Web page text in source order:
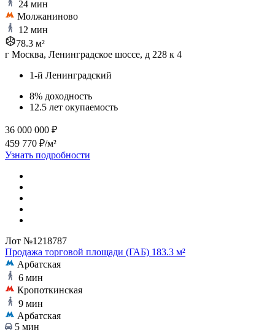
24 мин
Молжаниново
12 мин
78.3 м²
г Москва, Ленинградское шоссе, д 228 к 4
1-й Ленинградский
8% доходность
12.5 лет окупаемость
36 000 000 ₽
459 770 ₽/м²
Узнать подробности
Лот №1218787
Продажа торговой площади (ГАБ) 183.3 м²
Арбатская
6 мин
Кропоткинская
9 мин
Арбатская
5 мин